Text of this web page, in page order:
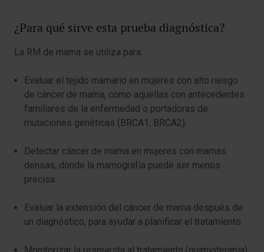
¿Para qué sirve esta prueba diagnóstica?
La RM de mama se utiliza para:
Evaluar el tejido mamario en mujeres con alto riesgo
de cáncer de mama, como aquellas con antecedentes
familiares de la enfermedad o portadoras de
mutaciones genéticas (BRCA1, BRCA2).
Detectar cáncer de mama en mujeres con mamas
densas, donde la mamografía puede ser menos
precisa.
Evaluar la extensión del cáncer de mama después de
un diagnóstico, para ayudar a planificar el tratamiento.